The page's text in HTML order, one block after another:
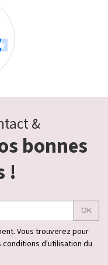
&
bonnes
!
OK
Vous trouverez pour
d'utilisation du